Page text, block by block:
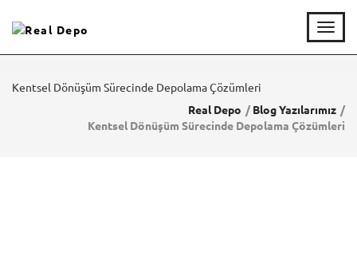
T
o
e
n
Kentsel Dönüşüm Sürecinde Depolama Çözümleri
Real Depo
Blog Yazılarımız
Kentsel Dönüşüm Sürecinde Depolama Çözümleri